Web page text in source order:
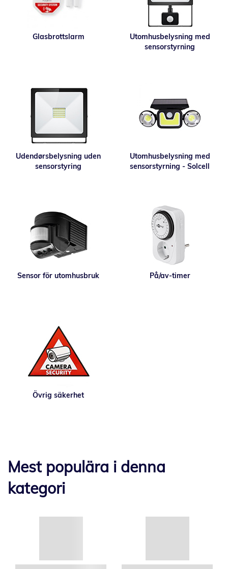
Glasbrottslarm
Utomhusbelysning med
sensorstyrning
Udendørsbelysning uden
sensorstyring
Utomhusbelysning med
sensorstyrning - Solcell
Sensor för utomhusbruk På/av-timer
Övrig säkerhet
Mest populära i denna
kategori